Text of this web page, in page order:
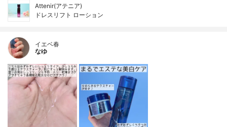
Attenir(アテニア)
ドレスリフト ローション
イエベ春
なゆ